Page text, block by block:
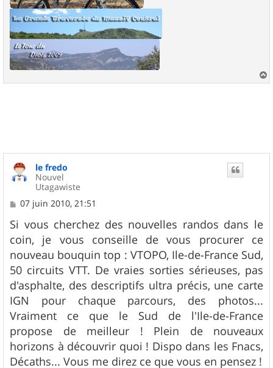
a
le fredo
Nouvel
Utagawiste
M
s
s
a
g
e
07 juin 2010, 21:51
Si vous cherchez des nouvelles randos dans le
coin, je vous conseille de vous procurer ce
nouveau bouquin top : VTOPO, Ile-de-France Sud,
50 circuits VTT. De vraies sorties sérieuses, pas
d'asphalte, des descriptifs ultra précis, une carte
IGN pour chaque parcours, des photos...
Vraiment ce que le Sud de l'Ile-de-France
propose de meilleur ! Plein de nouveaux
horizons à découvrir quoi ! Dispo dans les Fnacs,
Décaths... Vous me direz ce que vous en pensez !